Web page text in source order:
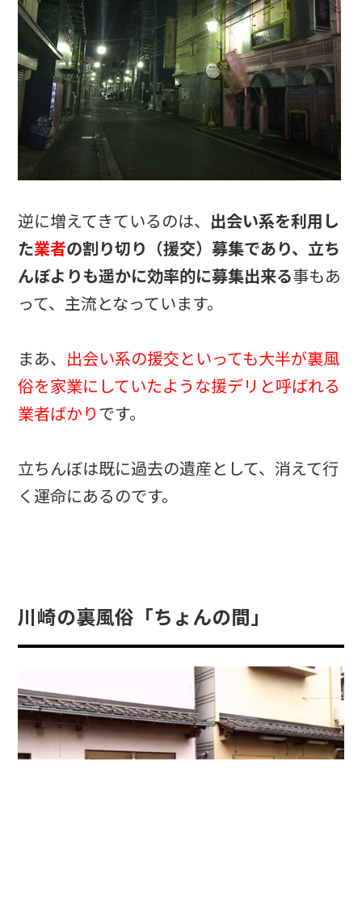
逆に増えてきているのは、 出会い系を利用し
た業者の割り切り（援交）募集であり、立ち
んぼよりも遥かに効率的に募集出来る事もあ
って、主流となっています。
まあ、 出会い系の援交といっても大半が裏風
俗を家業にしていたような援デリと呼ばれる
業者ばかりです。
立ちんぼは既に過去の遺産として、消えて行
く運命にあるのです。
川崎の裏風俗「ちょんの間」